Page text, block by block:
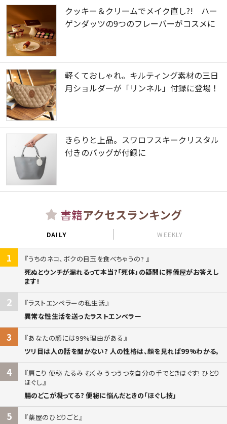
クッキー＆クリームでメイク直し?! ハー
ゲンダッツの9つのフレーバーがコスメに
軽くておしゃれ。キルティング素材の三日
月ショルダーが「リンネル」付録に登場！
きらりと上品。スワロフスキークリスタル
付きのバッグが付録に
書籍アクセスランキング
DAILY WEEKLY
1
うちのネコ、ボクの目玉を食べちゃうの?
死ぬとウンチが漏れるって本当?「死体」の疑問に葬儀屋がお答えし
ます!
2
ラストエンペラーの私生活
異常な性生活を送ったラストエンペラー
3
あなたの顔には99%理由がある
ツリ目は人の話を聞かない? 人の性格は、顔を見れば99%わかる。
4
肩こり 便秘 たるみ むくみ うつうつを自分の手でときほぐす! ひとり
ほぐし
腸のどこが凝ってる? 便秘に悩んだときの「ほぐし技」
5
薬屋のひとりごと